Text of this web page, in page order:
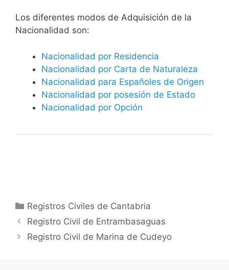
​​​Los diferentes modos de Adquisición de la
Nacionalidad son:
Nacionalidad por Residencia
Nacionalidad por Carta de Naturaleza
Nacionalidad para Españoles de Origen
Nacionalidad por posesión de Estado
Nacionalidad por Opción
Categorías
Registros Civiles de Cantabria
Registro Civil de Entrambasaguas
Registro Civil de Marina de Cudeyo